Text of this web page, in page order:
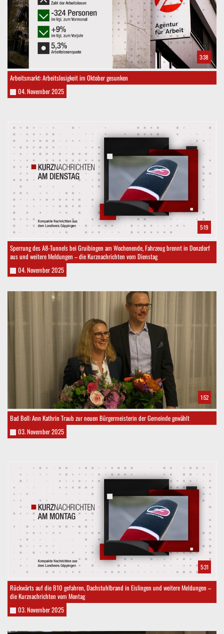
3:38
Arbeitsmarkt: Arbeitslosigkeit im Oktober gesunken
04. November 2025
5:19
Sperrung des A8-Tunnels bei Gruibingen am Wochenende, Fahrzeug brennt in Donzdorf
aus und weitere Meldungen – die Kurznachrichten vom Dienstag
04. November 2025
1:52
Bad Boll: Ann Kathrin Traub zur neuen Bürgermeisterin der Gemeinde gewählt
03. November 2025
5:31
Rückwärts auf die B10 gefahren, Dachstuhlbrand in Eislingen und weitere Meldungen –
die Kurznachrichten vom Montag
03. November 2025